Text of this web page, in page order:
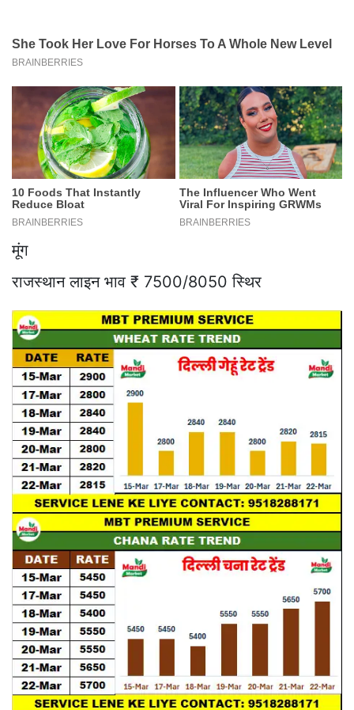
मूंग
राजस्थान लाइन भाव ₹ 7500/8050 स्थिर